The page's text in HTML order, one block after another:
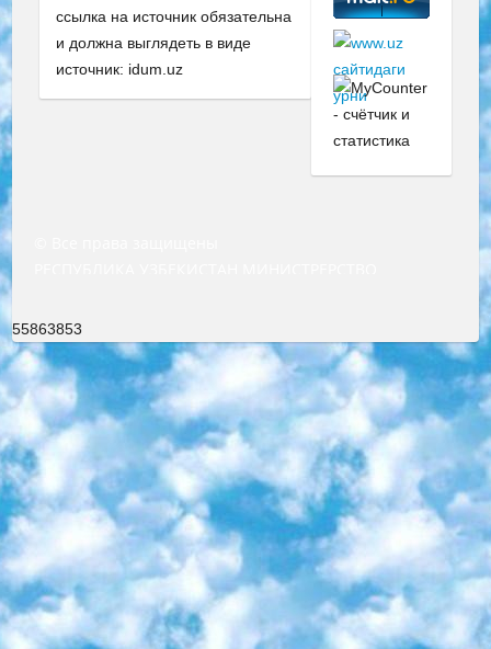
ссылка на источник обязательна
и должна выглядеть в виде
источник: idum.uz
55863853